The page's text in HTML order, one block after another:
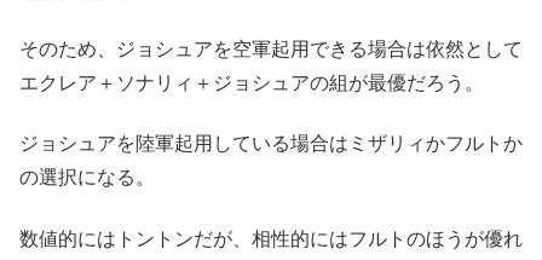
そのため、ジョシュアを空軍起用できる場合は依然として
エクレア＋ソナリィ＋ジョシュアの組が最優だろう。
ジョシュアを陸軍起用している場合はミザリィかフルトか
の選択になる。
数値的にはトントンだが、相性的にはフルトのほうが優れ